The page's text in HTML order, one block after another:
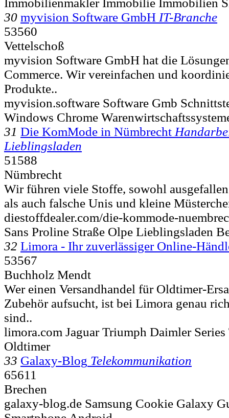
30 myvision Software GmbH IT-Branche
53560
Vettelschoß
myvision Software GmbH hat die
Commerce. Wir vereinfachen und
Produkte..
myvision.software Software Gmb
Windows Chrome
31 Die KomMode in Nümbrecht
Lieblingsladen
51588
Nümbrecht
Wir führen viele Stoffe, sowohl
als auch falsche Unis und kleine
diestoffdealer.com/die-kommode-
Sans Proline Straße Olpe Lieblingsladen
32 Limora - Ihr zuverlässiger Online-
53567
Buchholz Mendt
Wer einen Versandhandel für Oldtimer-
Zubehör aufsucht, ist bei Limora genau
sind..
limora.com Jaguar Triumph Daimler
Oldtimer
33 Galaxy-Blog Telekommunikation
65611
Brechen
galaxy-blog.de Samsung Cookie Galaxy